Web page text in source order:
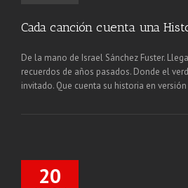
Cada canción cuenta una
De la mano de Israel Sánchez Fuster.
recuerdos de años pasados. Donde el
invitado. Que cuenta su historia en
20